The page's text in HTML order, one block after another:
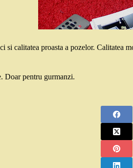
si calitatea proasta a pozelor. Calitatea
Doar pentru gurmanzi.